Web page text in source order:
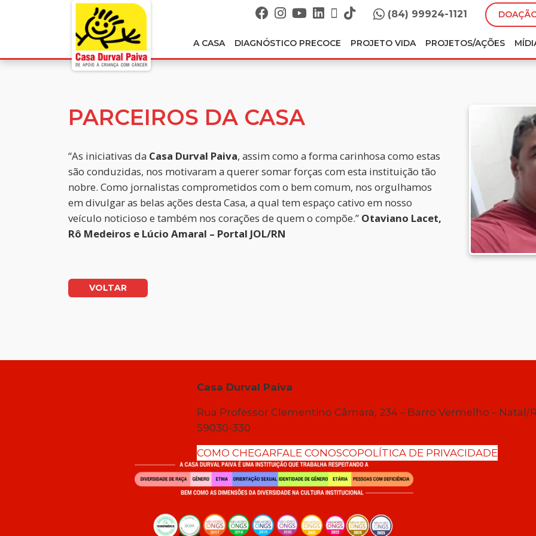
(84) 99924-1121
A CASA DIAGNÓSTICO PRECOCE PROJETO VIDA PROJETOS/AÇÕES
PARCEIROS DA CASA
“As iniciativas da Casa Durval Paiva, assim como a forma carinhosa como estas
são conduzidas, nos motivaram a querer somar forças com esta instituição tão
nobre. Como jornalistas comprometidos com o bem comum, nos orgulhamos
em divulgar as belas ações desta Casa, a qual tem espaço cativo em nosso
veículo noticioso e também nos corações de quem o compõe.” Otaviano Lacet,
Rô Medeiros e Lúcio Amaral – Portal JOL/RN
VOLTAR
Casa Durval Paiva
Rua Professor Clementino Câmara, 234 – Barro Vermelho – Natal/
59030-330
COMO CHEGARFALE CONOSCOPOLÍTICA DE PRIVACIDADE